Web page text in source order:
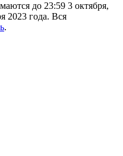
до 23:59 3 октября,
2023 года. Вся
.